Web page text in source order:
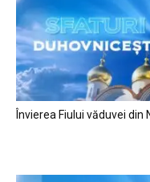
Învierea Fiului văduvei din